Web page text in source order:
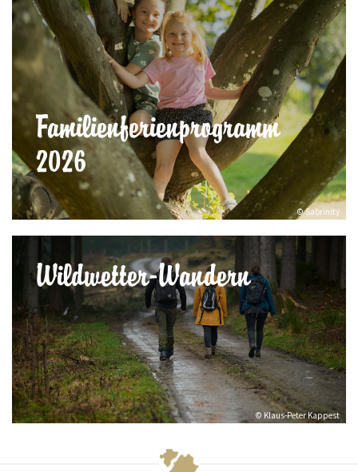
© Sabrinity
Familienferienprogramm
2026
© Klaus-Peter Kappest
Wildwetter-Wandern